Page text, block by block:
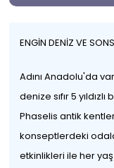
ENGİN DENİZ VE
Adını Anadolu'da
denize sıfır 5
Phaselis antik
konseptlerdeki
etkinlikleri ile her